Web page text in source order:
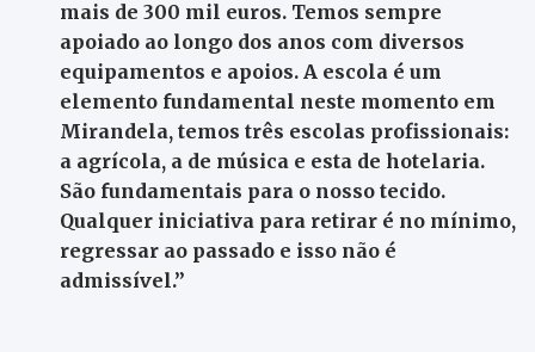
mais de 300 mil euros. Temos sempre
apoiado ao longo dos anos com diversos
equipamentos e apoios. A escola é um
elemento fundamental neste momento em
Mirandela, temos três escolas profissionais:
a agrícola, a de música e esta de hotelaria.
São fundamentais para o nosso tecido.
Qualquer iniciativa para retirar é no mínimo,
regressar ao passado e isso não é
admissível.”